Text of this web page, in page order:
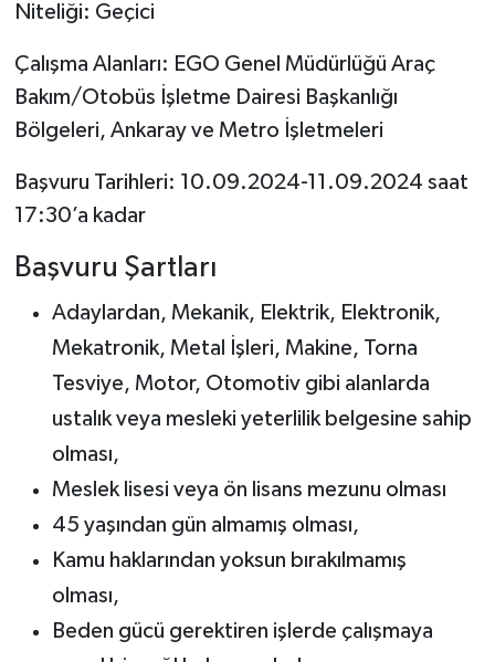
Niteliği: Geçici
Çalışma Alanları: EGO Genel Müdürlüğü Araç
Bakım/Otobüs İşletme Dairesi Başkanlığı
Bölgeleri, Ankaray ve Metro İşletmeleri
Başvuru Tarihleri: 10.09.2024-11.09.2024 saat
17:30’a kadar
Başvuru Şartları
Adaylardan, Mekanik, Elektrik, Elektronik,
Mekatronik, Metal İşleri, Makine, Torna
Tesviye, Motor, Otomotiv gibi alanlarda
ustalık veya mesleki yeterlilik belgesine sahip
olması,
Meslek lisesi veya ön lisans mezunu olması
45 yaşından gün almamış olması,
Kamu haklarından yoksun bırakılmamış
olması,
Beden gücü gerektiren işlerde çalışmaya